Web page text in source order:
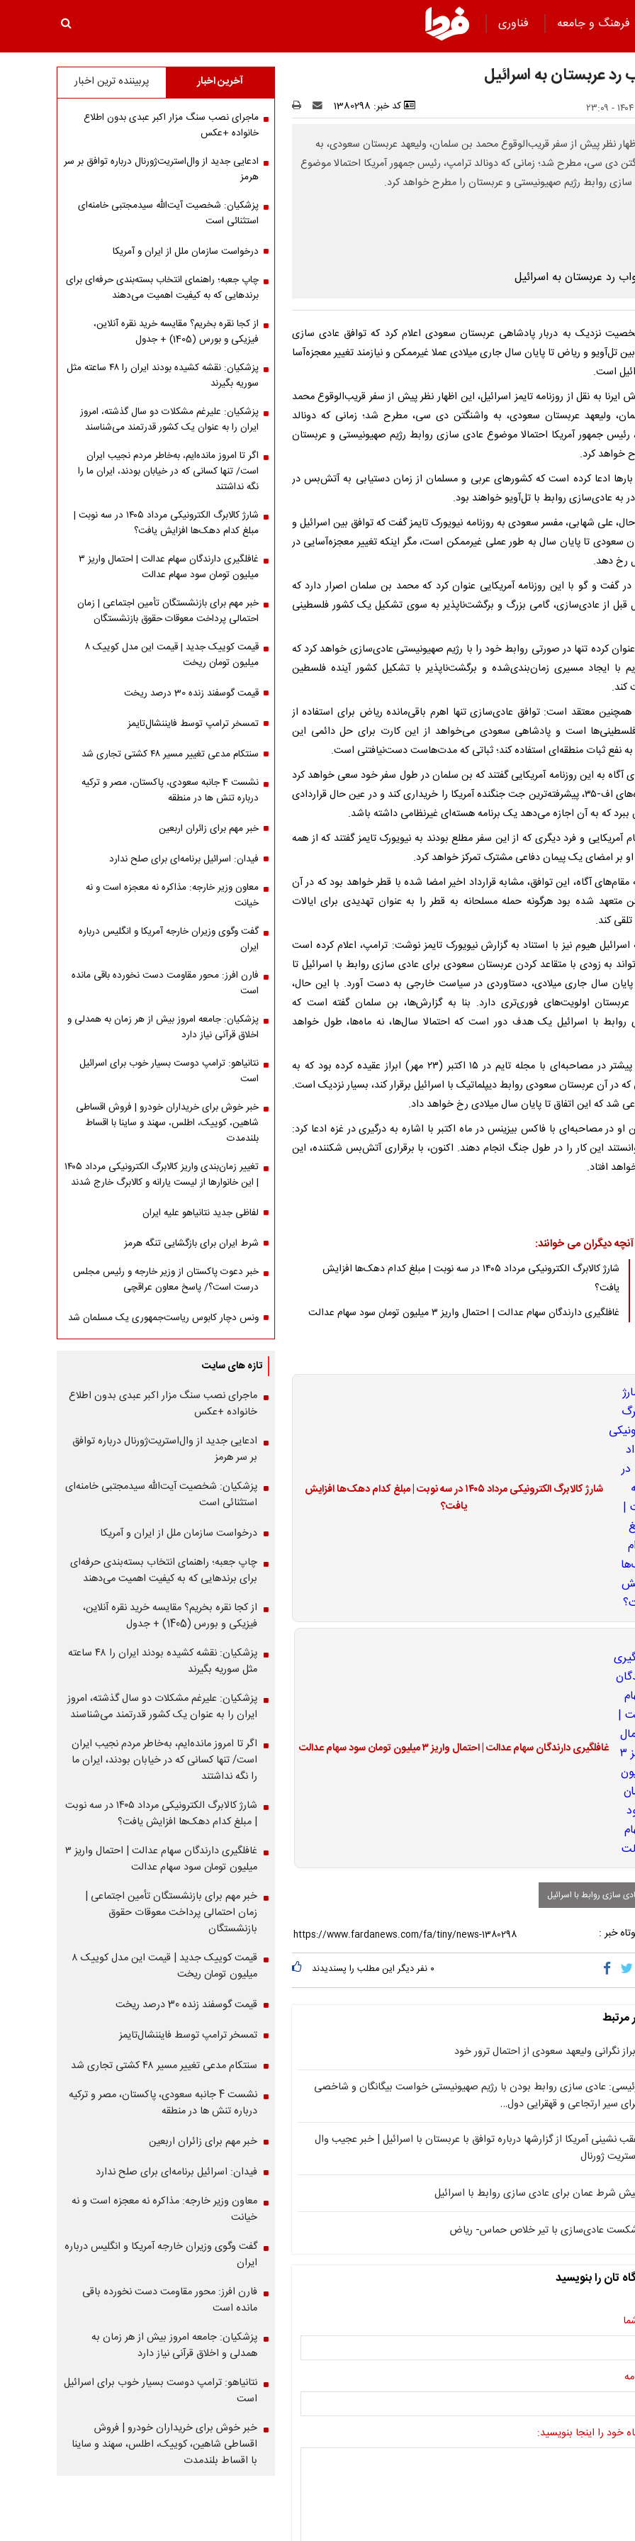
فرهنگ و جامعه فناوری
رد عربستان به اسرائیل
کد خبر: 1380298
نظر پیش از سفر قریب‌الوقوع محمد بن سلمان، ولیعهد عربستان سعودی، به
دی سی، مطرح شد؛ زمانی که دونالد ترامپ، رئیس جمهور آمریکا احتمالا موضوع
روابط رژیم صهیونیستی و عربستان را مطرح خواهد کرد.
نزدیک به دربار پادشاهی عربستان سعودی اعلام کرد که توافق عادی سازی
تل‌آویو و ریاض تا پایان سال جاری میلادی عملا غیرممکن و نیازمند تغییر معجزه‌آسا
است.
ایرنا به نقل از روزنامه تایمز اسرائیل، این اظهار نظر پیش از سفر قریب‌الوقوع محمد
ولیعهد عربستان سعودی، به واشنگتن دی سی، مطرح شد؛ زمانی که دونالد
رئیس جمهور آمریکا احتمالا موضوع عادی سازی روابط رژیم صهیونیستی و عربستان
خواهد کرد.
ادعا کرده است که کشورهای عربی و مسلمان از زمان دستیابی به آتش‌بس در
به عادی‌سازی روابط با تل‌آویو خواهند بود.
علی شهابی، مفسر سعودی به روزنامه نیویورک تایمز گفت که توافق بین اسرائیل و
سعودی تا پایان سال به طور عملی غیرممکن است، مگر اینکه تغییر معجزه‌آسایی در
رخ دهد.
گفت و گو با این روزنامه آمریکایی عنوان کرد که محمد بن سلمان اصرار دارد که
قبل از عادی‌سازی، گامی بزرگ و برگشت‌ناپذیر به سوی تشکیل یک کشور فلسطینی
کرده تنها در صورتی روابط خود را با رژیم صهیونیستی عادی‌سازی خواهد کرد که
با ایجاد مسیری زمان‌بندی‌شده و برگشت‌ناپذیر با تشکیل کشور آینده فلسطین
کند.
معتقد است: توافق عادی‌سازی تنها اهرم باقی‌مانده ریاض برای استفاده از
است و پادشاهی سعودی می‌خواهد از این کارت برای حل دائمی این
نفع ثبات منطقه‌ای استفاده کند؛ ثباتی که مدت‌هاست دست‌نیافتنی است.
آگاه به این روزنامه آمریکایی گفتند که بن سلمان در طول سفر خود سعی خواهد کرد
جنگنده‌های اف-۳۵، پیشرفته‌ترین جت جنگنده آمریکا را خریداری کند و در عین حال قراردادی
که به آن اجازه می‌دهد یک برنامه هسته‌ای غیرنظامی داشته باشد.
آمریکایی و فرد دیگری که از این سفر مطلع بودند به نیویورک تایمز گفتند که از همه
او بر امضای یک پیمان دفاعی مشترک تمرکز خواهد کرد.
مقام‌های آگاه، این توافق، مشابه قرارداد اخیر امضا شده با قطر خواهد بود که در آن
متعهد شده بود هرگونه حمله مسلحانه به قطر را به عنوان تهدیدی برای ایالات
کند.
اسرائیل هیوم نیز با استناد به گزارش نیویورک تایمز نوشت: ترامپ، اعلام کرده است
به زودی با متقاعد کردن عربستان سعودی برای عادی سازی روابط با اسرائیل تا
پایان سال جاری میلادی، دستاوردی در سیاست خارجی به دست آورد. با این حال،
عربستان اولویت‌های فوری‌تری دارد. بنا به گزارش‌ها، بن سلمان گفته است که
روابط با اسرائیل یک هدف دور است که احتمالا سال‌ها، نه ماه‌ها، طول خواهد
ترامپ پیشتر در مصاحبه‌ای با مجله تایم در ۱۵ اکتبر (۲۳ مهر) ابراز عقیده کرده بود که به
که در آن عربستان سعودی روابط دیپلماتیک با اسرائیل برقرار کند، بسیار نزدیک است.
شد که این اتفاق تا پایان سال میلادی رخ خواهد داد.
او در مصاحبه‌ای با فاکس بیزینس در ماه اکتبر با اشاره به درگیری در غزه ادعا کرد:
این کار را در طول جنگ انجام دهند. اکنون، با برقراری آتش‌بس شکننده، این
افتاد.
آنچه دیگران می خوانند:
شارژ کالابرگ الکترونیکی مرداد ۱۴۰۵ در سه نوبت | مبلغ کدام دهک‌ها افزایش
یافت؟
غافلگیری دارندگان سهام عدالت | احتمال واریز ۳ میلیون تومان سود سهام عدالت
شارژ کالابرگ الکترونیکی مرداد ۱۴۰۵ در سه نوبت | مبلغ کدام دهک‌ها افزایش
یافت؟
غافلگیری دارندگان سهام عدالت | احتمال واریز ۳ میلیون تومان سود سهام عدالت
سازی روابط با اسرائیل
خبر :
۰ نفر دیگر این مطلب را پسندیدند
مرتبط
نگرانی ولیعهد سعودی از احتمال ترور خود
عادی سازی روابط بودن با رژیم صهیونیستی خواست بیگانگان و شاخصی
سیر ارتجاعی و قهقرایی دول…
نشینی آمریکا از گزارشها درباره توافق با عربستان با اسرائیل | خبر عجیب وال
ژورنال
شرط عمان برای عادی سازی روابط با اسرائیل
عادی‌سازی با تیر خلاص حماس- ریاض
تان را بنویسید
خود را اینجا بنویسید:
آخرین اخبار پربیننده ترین اخبار
ماجرای نصب سنگ مزار اکبر عبدی بدون اطلاع
خانواده +عکس
ادعایی جدید از وال‌استریت‌ژورنال درباره توافق بر سر
هرمز
پزشکیان: شخصیت آیت‌الله سیدمجتبی خامنه‌ای
استثنائی است
درخواست سازمان ملل از ایران و آمریکا
چاپ جعبه؛ راهنمای انتخاب بسته‌بندی حرفه‌ای برای
برندهایی که به کیفیت اهمیت می‌دهند
از کجا نقره بخریم؟ مقایسه خرید نقره آنلاین،
فیزیکی و بورس (1405) + جدول
پزشکیان: نقشه کشیده بودند ایران را ۴۸ ساعته مثل
سوریه بگیرند
پزشکیان: علیرغم مشکلات دو سال گذشته، امروز
ایران را به عنوان یک کشور قدرتمند می‌شناسند
اگر تا امروز مانده‌ایم، به‌خاطر مردم نجیب ایران
است/ تنها کسانی که در خیابان بودند، ایران ما را
نگه نداشتند
شارژ کالابرگ الکترونیکی مرداد ۱۴۰۵ در سه نوبت |
مبلغ کدام دهک‌ها افزایش یافت؟
غافلگیری دارندگان سهام عدالت | احتمال واریز ۳
میلیون تومان سود سهام عدالت
خبر مهم برای بازنشستگان تأمین اجتماعی | زمان
احتمالی پرداخت معوقات حقوق بازنشستگان
قیمت کوییک جدید | قیمت این مدل کوییک ۸
میلیون تومان ریخت
قیمت گوسفند زنده 30 درصد ریخت
تمسخر ترامپ توسط فایننشال‌تایمز
سنتکام مدعی تغییر مسیر ۴۸ کشتی تجاری شد
نشست 4 جانبه سعودی، پاکستان، مصر و ترکیه
درباره تنش ها در منطقه
خبر مهم برای زائران اربعین
فیدان: اسرائیل برنامه‌ای برای صلح ندارد
معاون وزیر خارجه: مذاکره نه معجزه است و نه
خیانت
گفت وگوی وزیران خارجه آمریکا و انگلیس درباره
ایران
فارن افرز: محور مقاومت دست نخورده باقی مانده
است
پزشکیان: جامعه امروز بیش از هر زمان به همدلی و
اخلاق قرآنی نیاز دارد
نتانیاهو: ترامپ دوست بسیار خوب برای اسرائیل
است
خبر خوش برای خریداران خودرو | فروش اقساطی
شاهین، کوییک، اطلس، سهند و ساینا با اقساط
بلندمدت
تغییر زمان‌بندی واریز کالابرگ الکترونیکی مرداد ۱۴۰۵
| این خانوارها از لیست یارانه و کالابرگ خارج شدند
لفاظی جدید نتانیاهو علیه ایران
شرط ایران برای بازگشایی تنگه هرمز
خبر دعوت پاکستان از وزیر خارجه و رئیس مجلس
درست است؟/ پاسخ معاون عراقچی
ونس دچار کابوس ریاست‌جمهوری یک مسلمان شد
تازه های سایت
ماجرای نصب سنگ مزار اکبر عبدی بدون اطلاع
خانواده +عکس
ادعایی جدید از وال‌استریت‌ژورنال درباره توافق
بر سر هرمز
پزشکیان: شخصیت آیت‌الله سیدمجتبی خامنه‌ای
استثنائی است
درخواست سازمان ملل از ایران و آمریکا
چاپ جعبه؛ راهنمای انتخاب بسته‌بندی حرفه‌ای
برای برندهایی که به کیفیت اهمیت می‌دهند
از کجا نقره بخریم؟ مقایسه خرید نقره آنلاین،
فیزیکی و بورس (1405) + جدول
پزشکیان: نقشه کشیده بودند ایران را ۴۸ ساعته
مثل سوریه بگیرند
پزشکیان: علیرغم مشکلات دو سال گذشته، امروز
ایران را به عنوان یک کشور قدرتمند می‌شناسند
اگر تا امروز مانده‌ایم، به‌خاطر مردم نجیب ایران
است/ تنها کسانی که در خیابان بودند، ایران ما
را نگه نداشتند
شارژ کالابرگ الکترونیکی مرداد ۱۴۰۵ در سه نوبت
| مبلغ کدام دهک‌ها افزایش یافت؟
غافلگیری دارندگان سهام عدالت | احتمال واریز ۳
میلیون تومان سود سهام عدالت
خبر مهم برای بازنشستگان تأمین اجتماعی |
زمان احتمالی پرداخت معوقات حقوق
بازنشستگان
قیمت کوییک جدید | قیمت این مدل کوییک ۸
میلیون تومان ریخت
قیمت گوسفند زنده 30 درصد ریخت
تمسخر ترامپ توسط فایننشال‌تایمز
سنتکام مدعی تغییر مسیر ۴۸ کشتی تجاری شد
نشست 4 جانبه سعودی، پاکستان، مصر و ترکیه
درباره تنش ها در منطقه
خبر مهم برای زائران اربعین
فیدان: اسرائیل برنامه‌ای برای صلح ندارد
معاون وزیر خارجه: مذاکره نه معجزه است و نه
خیانت
گفت وگوی وزیران خارجه آمریکا و انگلیس درباره
ایران
فارن افرز: محور مقاومت دست نخورده باقی
مانده است
پزشکیان: جامعه امروز بیش از هر زمان به
همدلی و اخلاق قرآنی نیاز دارد
نتانیاهو: ترامپ دوست بسیار خوب برای اسرائیل
است
خبر خوش برای خریداران خودرو | فروش
اقساطی شاهین، کوییک، اطلس، سهند و ساینا
با اقساط بلندمدت